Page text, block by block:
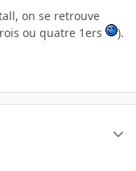
on se retrouve
ou quatre 1ers
).